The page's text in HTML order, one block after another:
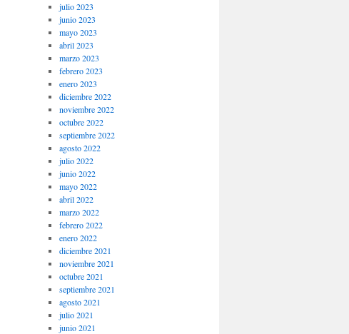
julio 2023
junio 2023
mayo 2023
abril 2023
marzo 2023
febrero 2023
enero 2023
diciembre 2022
noviembre 2022
octubre 2022
septiembre 2022
agosto 2022
julio 2022
junio 2022
mayo 2022
abril 2022
marzo 2022
febrero 2022
enero 2022
diciembre 2021
noviembre 2021
octubre 2021
septiembre 2021
agosto 2021
julio 2021
junio 2021